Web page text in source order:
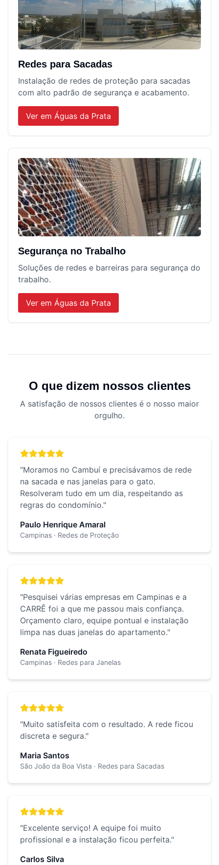
Redes para Sacadas
Instalação de redes de proteção para sacadas
com alto padrão de segurança e acabamento.
Ver em Águas da Prata
Segurança no Trabalho
Soluções de redes e barreiras para segurança do
trabalho.
Ver em Águas da Prata
O que dizem nossos clientes
A satisfação de nossos clientes é o nosso maior
orgulho.
"Moramos no Cambuí e precisávamos de rede
na sacada e nas janelas para o gato.
Resolveram tudo em um dia, respeitando as
regras do condomínio."
Paulo Henrique Amaral
Campinas · Redes de Proteção
"Pesquisei várias empresas em Campinas e a
CARRÊ foi a que me passou mais confiança.
Orçamento claro, equipe pontual e instalação
limpa nas duas janelas do apartamento."
Renata Figueiredo
Campinas · Redes para Janelas
"Muito satisfeita com o resultado. A rede ficou
discreta e segura."
Maria Santos
São João da Boa Vista · Redes para Sacadas
"Excelente serviço! A equipe foi muito
profissional e a instalação ficou perfeita."
Carlos Silva